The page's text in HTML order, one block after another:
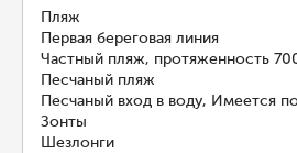
Пляж
Первая береговая линия
Частный пляж, протяженность
Песчаный пляж
Песчаный вход в воду, Имеется
Зонты
Шезлонги